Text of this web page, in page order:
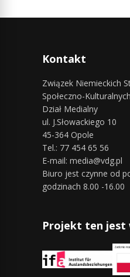
Kontakt
Związek Niemieckich
Społeczno-
Dział Medialny
ul. J.Słowackiego 10
45-364 Opole
Tel.: 77 454 65 56
E-mail: media@vdg.pl
Biuro jest czynne od
godzinach 8.00 -16.00
Projekt ten jest